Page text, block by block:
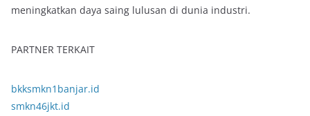
meningkatkan daya saing lulusan di dunia industri.
PARTNER TERKAIT
bkksmkn1banjar.id
smkn46jkt.id